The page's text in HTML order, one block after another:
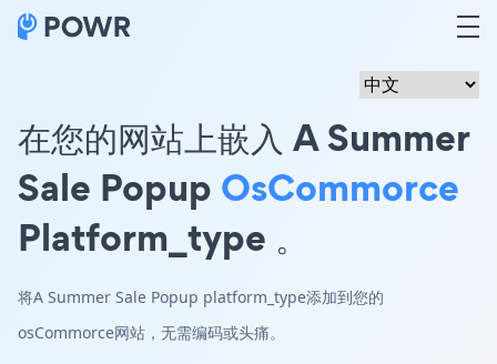
在您的网站上嵌入 A Summer
Sale Popup OsCommorce
Platform_type 。
将A Summer Sale Popup platform_type添加到您的
osCommorce网站，无需编码或头痛。